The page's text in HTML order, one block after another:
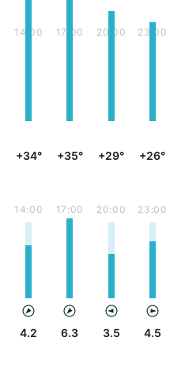
14:00
+34°
17:00
+35°
20:00
+29°
23:00
+26°
14:00
4.2
17:00
6.3
20:00
3.5
23:00
4.5